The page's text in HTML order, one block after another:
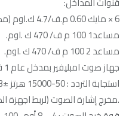
6 × مايك 0.60 م.ف/4.7 ك.اوم (مصدر مقاومة المايك 50 Ω الى 1ك. Ω
مساعد1 100 م ف/ 470 ك .اوم.
مساعد 2 100 م ف/ 470 ك .اوم.
جهاز صوت امبليفير بمدخل عام 1 ف / 50 ك .اوم.
استجابة التردد : 50-15000 هرتز ±3 ديسيبل
.مخرج إشارة الصوت (لربط اجهزة الصوت) : 200